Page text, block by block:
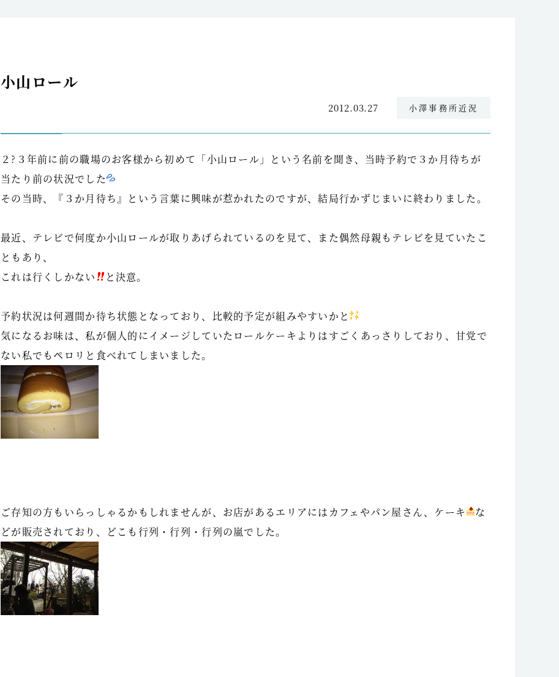
小山ロール
2012.03.27 小澤事務所近況
２?３年前に前の職場のお客様から初めて「小山ロール」という名前を聞き、当時予約で３か月待ちが
当たり前の状況でした
その当時、『３か月待ち』という言葉に興味が惹かれたのですが、結局行かずじまいに終わりました。
最近、テレビで何度か小山ロールが取りあげられているのを見て、また偶然母親もテレビを見ていたこ
ともあり、
これは行くしかない
と決意。
予約状況は何週間か待ち状態となっており、比較的予定が組みやすいかと
気になるお味は、私が個人的にイメージしていたロールケーキよりはすごくあっさりしており、甘党で
ない私でもペロリと食べれてしまいました。
ご存知の方もいらっしゃるかもしれませんが、お店があるエリアにはカフェやパン屋さん、ケーキ
な
どが販売されており、どこも行列・行列・行列の嵐でした。